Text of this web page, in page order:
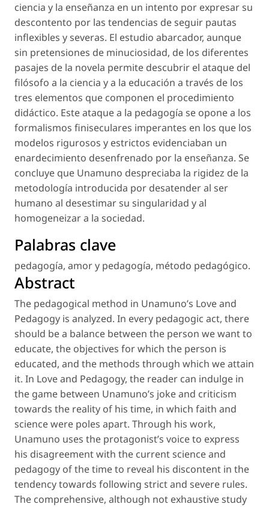
ciencia y la enseñanza en un intento por expresar su
descontento por las tendencias de seguir pautas
inflexibles y severas. El estudio abarcador, aunque
sin pretensiones de minuciosidad, de los diferentes
pasajes de la novela permite descubrir el ataque del
filósofo a la ciencia y a la educación a través de los
tres elementos que componen el procedimiento
didáctico. Este ataque a la pedagogía se opone a los
formalismos finiseculares imperantes en los que los
modelos rigurosos y estrictos evidenciaban un
enardecimiento desenfrenado por la enseñanza. Se
concluye que Unamuno despreciaba la rigidez de la
metodología introducida por desatender al ser
humano al desestimar su singularidad y al
homogeneizar a la sociedad.
Palabras clave
pedagogía, amor y pedagogía, método pedagógico.
Abstract
The pedagogical method in Unamuno’s Love and
Pedagogy is analyzed. In every pedagogic act, there
should be a balance between the person we want to
educate, the objectives for which the person is
educated, and the methods through which we attain
it. In Love and Pedagogy, the reader can indulge in
the game between Unamuno’s joke and criticism
towards the reality of his time, in which faith and
science were poles apart. Through his work,
Unamuno uses the protagonist’s voice to express
his disagreement with the current science and
pedagogy of the time to reveal his discontent in the
tendency towards following strict and severe rules.
The comprehensive, although not exhaustive study